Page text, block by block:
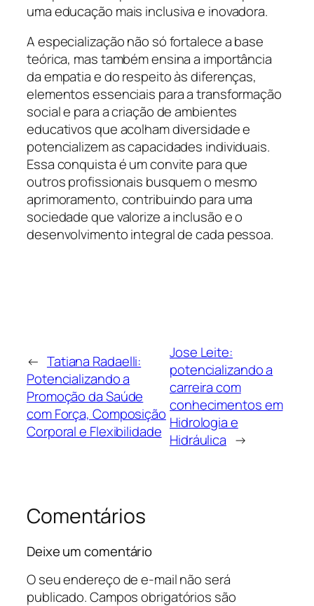
uma educação mais inclusiva e inovadora.
A especialização não só fortalece a base
teórica, mas também ensina a importância
da empatia e do respeito às diferenças,
elementos essenciais para a transformação
social e para a criação de ambientes
educativos que acolham diversidade e
potencializem as capacidades individuais.
Essa conquista é um convite para que
outros profissionais busquem o mesmo
aprimoramento, contribuindo para uma
sociedade que valorize a inclusão e o
desenvolvimento integral de cada pessoa.
← Tatiana Radaelli:
Potencializando a
Promoção da Saúde
com Força, Composição
Corporal e Flexibilidade
Jose Leite:
potencializando a
carreira com
conhecimentos em
Hidrologia e
Hidráulica →
Comentários
Deixe um comentário
O seu endereço de e-mail não será
publicado.Campos obrigatórios são